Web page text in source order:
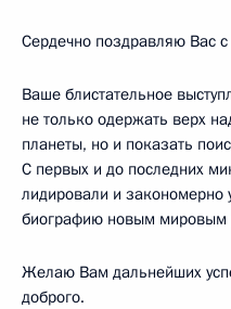
Сердечно поздравляю Вас
Ваше блистательное
не только одержать верх
планеты, но и показать
С первых и до последних
лидировали и закономерно
биографию новым мировым
Желаю Вам дальнейших
доброго.